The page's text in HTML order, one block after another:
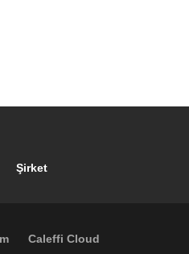
Şirket
Caleffi Cloud